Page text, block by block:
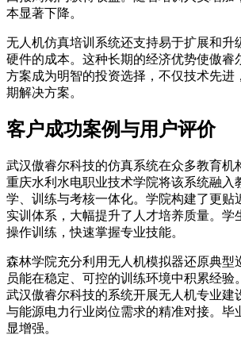
本显著下降。
无人机仿真培训系统还支持易于扩展和升
硬件的成本。这种长期的经济优势使傲睿
方案成为明智的投资选择，不仅技术先进
期解决方案。
客户成功案例与用户评价
武汉傲睿尔科技的仿真系统在众多教育机
重庆水利水电职业技术学院将该系统融入
学、训练与考核一体化。学院构建了更贴
实训体系，大幅提升了人才培养质量。学
操作训练，快速掌握专业技能。
森林学院充分利用无人机模拟器还原典型
员能在稳定、可控的训练环境中积累经验
武汉傲睿尔科技的系统开展无人机专业建
与能源电力行业岗位需求的精准对接。毕
显增强。